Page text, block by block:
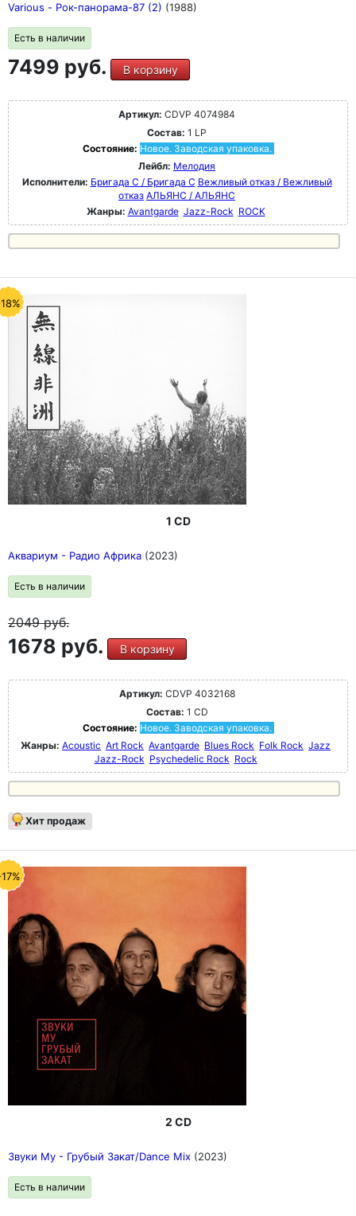
Various - Рок-панорама-87 (2) (1988)
Есть в наличии
7499 руб. В корзину
Артикул: CDVP 4074984
Состав: 1 LP
Состояние: Новое. Заводская упаковка.
Лейбл: Мелодия
Исполнители: Бригада С / Бригада С Вежливый отказ / Вежливый
отказ АЛЬЯНС / АЛЬЯНС
Жанры: Avantgarde Jazz-Rock ROCK
1 CD
Аквариум - Радио Африка (2023)
Есть в наличии
2049руб.
1678 руб. В корзину
Артикул: CDVP 4032168
Состав: 1 CD
Состояние: Новое. Заводская упаковка.
Жанры: Acoustic Art Rock Avantgarde Blues Rock Folk Rock Jazz
Jazz-Rock Psychedelic Rock Rock
Хит продаж
2 CD
Звуки Му - Грубый Закат/Dance Mix (2023)
Есть в наличии